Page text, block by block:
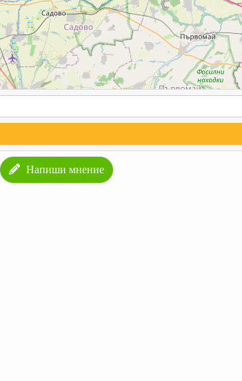
Напиши мнение